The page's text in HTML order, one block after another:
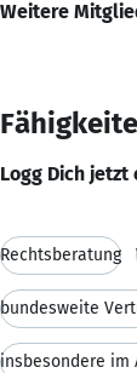
Weitere
Logg Dich jetzt
Rechtsberatung
bundesweite
insbesondere im